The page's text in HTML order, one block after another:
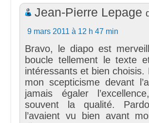
Jean-Pierre Lepage
9 mars 2011 à 12 h 47 min
Bravo, le diapo est
boucle tellement le texte
intéressants et bien
mon scepticisme devant
jamais égaler
souvent la qualité.
l’avaient vu bien avant